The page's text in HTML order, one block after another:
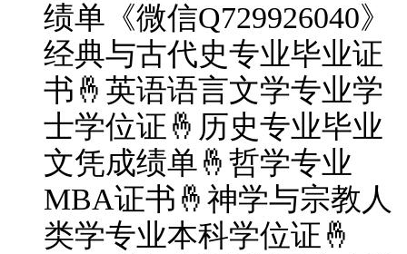
绩单《微信Q729926040》
经典与古代史专业毕业证
书🤞英语语言文学专业学
士学位证🤞历史专业毕业
文凭成绩单🤞哲学专业
MBA证书🤞神学与宗教人
类学专业本科学位证🤞